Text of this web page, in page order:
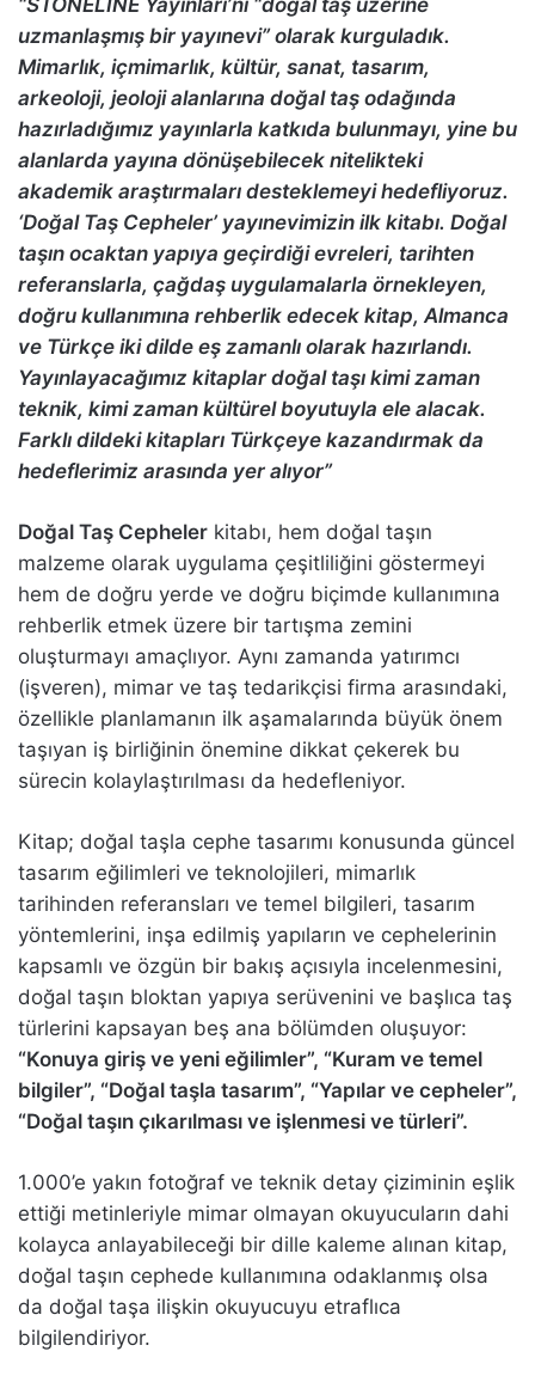
uzmanlaşmış bir yayınevi” olarak kurguladık.
Mimarlık, içmimarlık, kültür, sanat, tasarım,
arkeoloji, jeoloji alanlarına doğal taş odağında
hazırladığımız yayınlarla katkıda bulunmayı, yine bu
alanlarda yayına dönüşebilecek nitelikteki
akademik araştırmaları desteklemeyi hedefliyoruz.
‘Doğal Taş Cepheler’ yayınevimizin ilk kitabı. Doğal
taşın ocaktan yapıya geçirdiği evreleri, tarihten
referanslarla, çağdaş uygulamalarla örnekleyen,
doğru kullanımına rehberlik edecek kitap, Almanca
ve Türkçe iki dilde eş zamanlı olarak hazırlandı.
Yayınlayacağımız kitaplar doğal taşı kimi zaman
teknik, kimi zaman kültürel boyutuyla ele alacak.
Farklı dildeki kitapları Türkçeye kazandırmak da
hedeflerimiz arasında yer alıyor”
Doğal Taş Cepheler kitabı, hem doğal taşın
malzeme olarak uygulama çeşitliliğini göstermeyi
hem de doğru yerde ve doğru biçimde kullanımına
rehberlik etmek üzere bir tartışma zemini
oluşturmayı amaçlıyor. Aynı zamanda yatırımcı
(işveren), mimar ve taş tedarikçisi firma arasındaki,
özellikle planlamanın ilk aşamalarında büyük önem
taşıyan iş birliğinin önemine dikkat çekerek bu
sürecin kolaylaştırılması da hedefleniyor.
Kitap; doğal taşla cephe tasarımı konusunda güncel
tasarım eğilimleri ve teknolojileri, mimarlık
tarihinden referansları ve temel bilgileri, tasarım
yöntemlerini, inşa edilmiş yapıların ve cephelerinin
kapsamlı ve özgün bir bakış açısıyla incelenmesini,
doğal taşın bloktan yapıya serüvenini ve başlıca taş
türlerini kapsayan beş ana bölümden oluşuyor:
“Konuya giriş ve yeni eğilimler”, “Kuram ve temel
bilgiler”, “Doğal taşla tasarım”, “Yapılar ve cepheler”,
“Doğal taşın çıkarılması ve işlenmesi ve türleri”.
1.000’e yakın fotoğraf ve teknik detay çiziminin eşlik
ettiği metinleriyle mimar olmayan okuyucuların dahi
kolayca anlayabileceği bir dille kaleme alınan kitap,
doğal taşın cephede kullanımına odaklanmış olsa
da doğal taşa ilişkin okuyucuyu etraflıca
bilgilendiriyor.